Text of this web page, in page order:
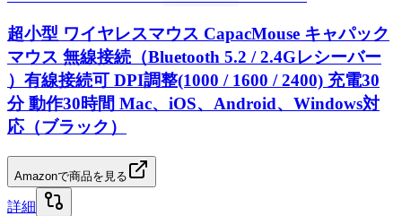
超小型 ワイヤレスマウス CapacMouse キャパック
マウス 無線接続（Bluetooth 5.2 / 2.4Gレシーバー
）有線接続可 DPI調整(1000 / 1600 / 2400) 充電30
分 動作30時間 Mac、iOS、Android、Windows対
応（ブラック）
Amazonで商品を見る
詳細